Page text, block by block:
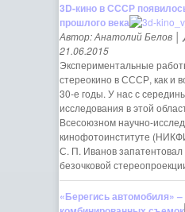
3D-кино в СССР
прошлого века
Автор: Анатолий Белов │
21.06.2015
Экспериментальные
стереокино в СССР, как и
30-е годы. У нас с
исследования в этой
Всесоюзном научно-
кинофотоинституте
С. П. Иванов запатентовал
безочковой
«Берегись автомобиля»